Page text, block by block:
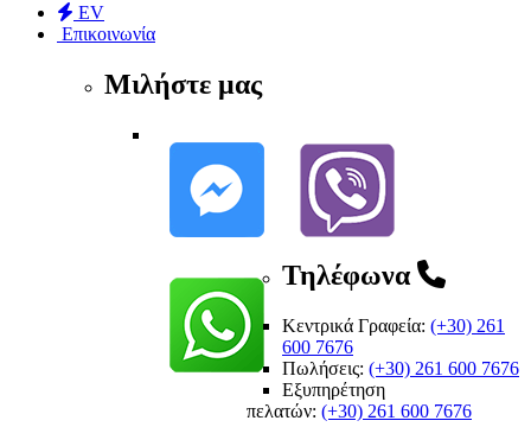
EV
Επικοινωνία
Μιλήστε μας
Τηλέφωνα
Κεντρικά Γραφεία: (+30) 261
600 7676
Πωλήσεις: (+30) 261 600 7676
Εξυπηρέτηση
πελατών: (+30) 261 600 7676